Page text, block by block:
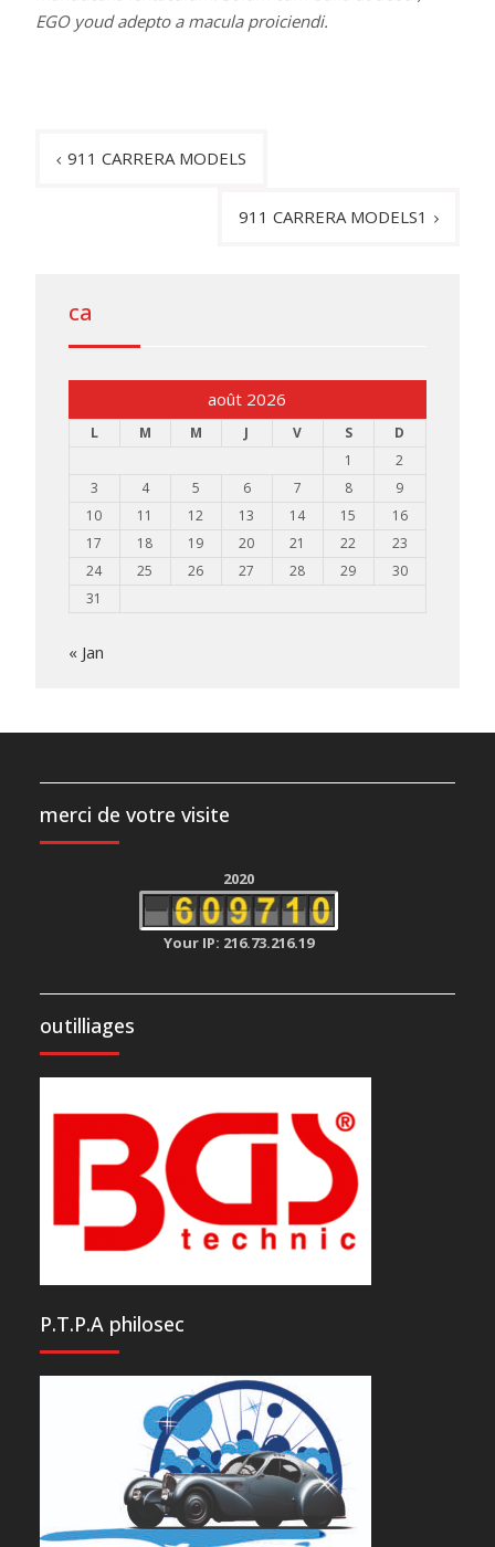
EGO youd adepto a macula proiciendi.
911 CARRERA MODELS
911 CARRERA MODELS1
ca
août 2026
L M M J V S
D
1
2
3
4 5 6 7 8
9
10
11 12 13 14 15
16
17
18 19 20 21 22
23
24
25 26 27 28 29
30
31
« Jan
merci de votre visite
2020
Your IP: 216.73.216.19
outilliages
P.T.P.A philosec